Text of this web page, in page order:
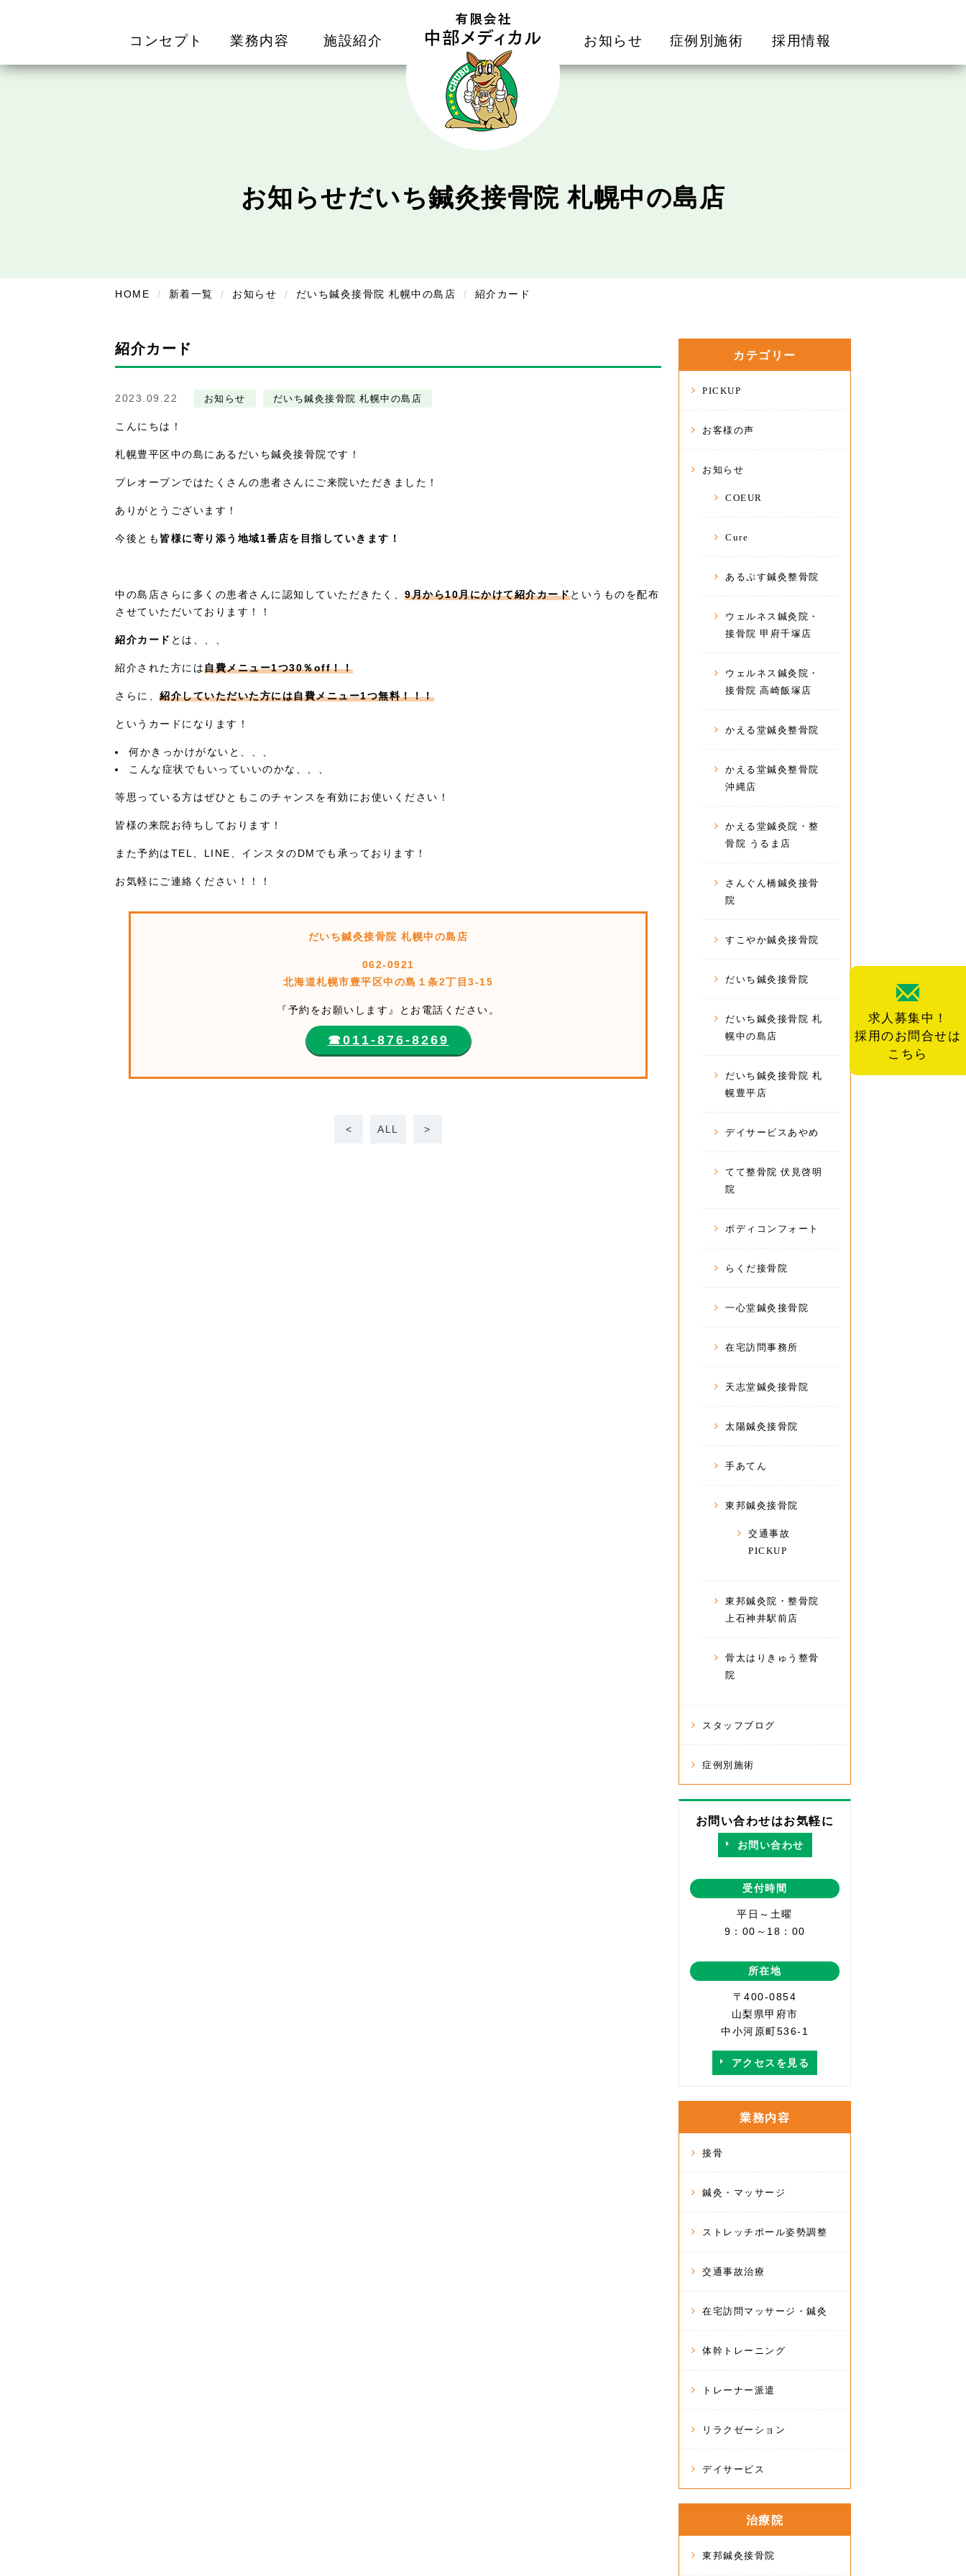
コンセプト 業務内容 施設紹介 お知らせ 症例別施術 採用情報
求人募集中！
採用のお問合せは
こちら
お知らせだいち鍼灸接骨院 札幌中の島店
HOME 新着一覧 お知らせ だいち鍼灸接骨院 札幌中の島店 紹介カード
紹介カード
2023.09.22 お知らせ だいち鍼灸接骨院 札幌中の島店
こんにちは！
札幌豊平区中の島にあるだいち鍼灸接骨院です！
プレオープンではたくさんの患者さんにご来院いただきました！
ありがとうございます！
今後とも 皆様に寄り添う地域1番店を目指していきます！
中の島店さらに多くの患者さんに認知していただきたく、 9月から10月にかけて紹介カードというものを配布
させていただいております！！
紹介カード とは、、、
紹介された方には自費メニュー1つ30％off！！
さらに、 紹介していただいた方には自費メニュー1つ無料！！！
というカードになります！
何かきっかけがないと、、、
こんな症状でもいっていいのかな、、、
等思っている方はぜひともこのチャンスを有効にお使いください！
皆様の来院お待ちしております！
また予約はTEL、LINE、インスタのDMでも承っております！
お気軽にご連絡ください！！！
だいち鍼灸接骨院 札幌中の島店
062-0921
北海道札幌市豊平区中の島１条2丁目3-15
『予約をお願いします』とお電話ください。
☎︎011-876-8269
< ALL >
カテゴリー
PICKUP
お客様の声
お知らせ
COEUR
Cure
あるぷす鍼灸整骨院
ウェルネス鍼灸院・
接骨院 甲府千塚店
ウェルネス鍼灸院・
接骨院 高崎飯塚店
かえる堂鍼灸整骨院
かえる堂鍼灸整骨院
沖縄店
かえる堂鍼灸院・整
骨院 うるま店
さんぐん橋鍼灸接骨
院
すこやか鍼灸接骨院
だいち鍼灸接骨院
だいち鍼灸接骨院 札
幌中の島店
だいち鍼灸接骨院 札
幌豊平店
デイサービスあやめ
てて整骨院 伏見啓明
院
ボディコンフォート
らくだ接骨院
一心堂鍼灸接骨院
在宅訪問事務所
天志堂鍼灸接骨院
太陽鍼灸接骨院
手あてん
東邦鍼灸接骨院
交通事故
PICKUP
東邦鍼灸院・整骨院
上石神井駅前店
骨太はりきゅう整骨
院
スタッフブログ
症例別施術
お問い合わせはお気軽に
お問い合わせ
受付時間
平日～土曜
9：00～18：00
所在地
〒400-0854
山梨県甲府市
中小河原町536-1
アクセスを見る
業務内容
接骨
鍼灸・マッサージ
ストレッチポール姿勢調整
交通事故治療
在宅訪問マッサージ・鍼灸
体幹トレーニング
トレーナー派遣
リラクゼーション
デイサービス
治療院
東邦鍼灸接骨院